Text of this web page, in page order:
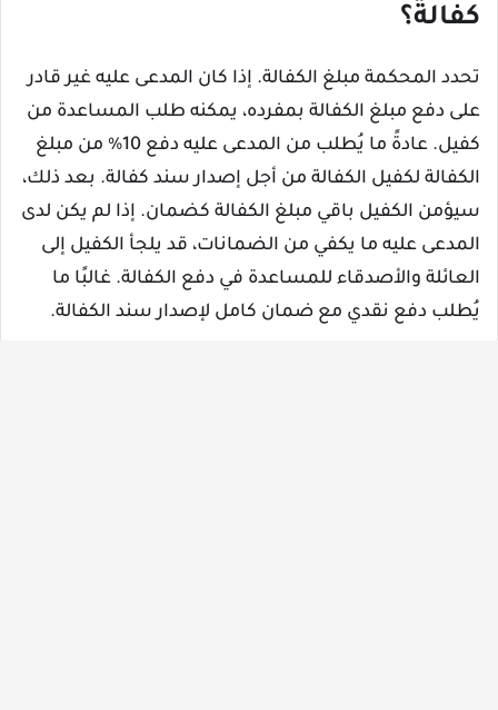
كفالة؟
تحدد المحكمة مبلغ الكفالة. إذا كان المدعى عليه غير قادر
على دفع مبلغ الكفالة بمفرده، يمكنه طلب المساعدة من
كفيل. عادةً ما يُطلب من المدعى عليه دفع 10% من مبلغ
الكفالة لكفيل الكفالة من أجل إصدار سند كفالة. بعد ذلك،
سيؤمن الكفيل باقي مبلغ الكفالة كضمان. إذا لم يكن لدى
المدعى عليه ما يكفي من الضمانات، قد يلجأ الكفيل إلى
العائلة والأصدقاء للمساعدة في دفع الكفالة. غالبًا ما
يُطلب دفع نقدي مع ضمان كامل لإصدار سند الكفالة.